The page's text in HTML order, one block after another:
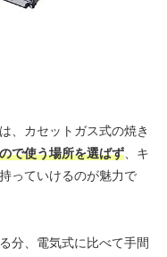
、カセットガス式の焼き
で使う場所を選ばず、キ
っていけるのが魅力で
分、電気式に比べて手間